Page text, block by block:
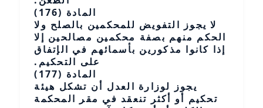
المادة (176)
لا يجوز التفويض للمحكمين بالصلح ولا
الحكم منهم بصفة محكمين مصالحين إلا
إذا كانوا مذكورين بأسمائهم في الإتفاق
على التحكيم.
المادة (177)
يجوز لوزارة العدل أن تشكل هيئة
تحكيم أو أكثر تنعقد في مقر المحكمة